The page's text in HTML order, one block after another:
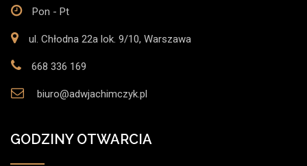
Pon - Pt
ul. Chłodna 22a lok. 9/10, Warszawa
668 336 169
biuro@adwjachimczyk.pl
GODZINY OTWARCIA